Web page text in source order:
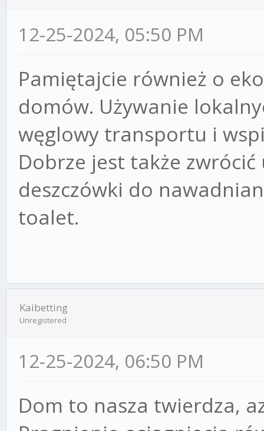
12-25-2024, 05:50 PM
Pamiętajcie również o
domów. Używanie
węglowy transportu i
Dobrze jest także
deszczówki do
toalet.
Kaibetting
Unregistered
12-25-2024, 06:50 PM
Dom to nasza twierdza,